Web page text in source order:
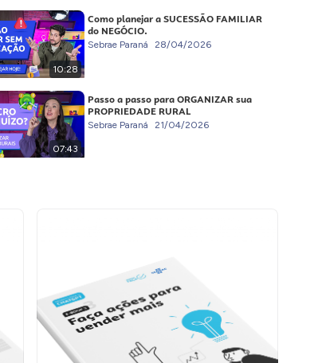
10:28
Como planejar a SUCESSÃO FAMILIAR
do NEGÓCIO.
Sebrae Paraná 28/04/2026
07:43
Passo a passo para ORGANIZAR sua
PROPRIEDADE RURAL
Sebrae Paraná 21/04/2026